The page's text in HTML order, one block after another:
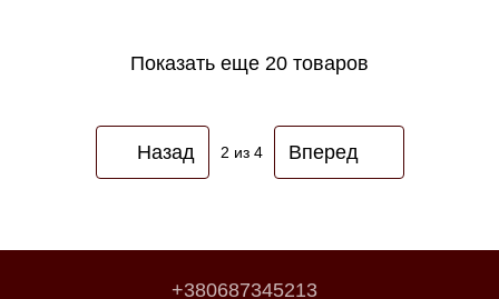
Показать еще 20 товаров
Назад 2 из 4 Вперед
+380687345213